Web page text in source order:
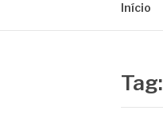
Início
Tag: